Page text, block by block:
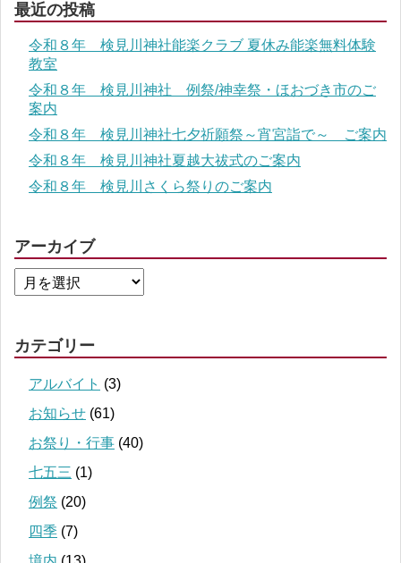
最近の投稿
令和８年 検見川神社能楽クラブ 夏休み能楽無料体験
教室
令和８年 検見川神社 例祭/神幸祭・ほおづき市のご
案内
令和８年 検見川神社七夕祈願祭～宵宮詣で～ ご案内
令和８年 検見川神社夏越大祓式のご案内
令和８年 検見川さくら祭りのご案内
アーカイブ
カテゴリー
アルバイト (3)
お知らせ (61)
お祭り・行事 (40)
七五三 (1)
例祭 (20)
四季 (7)